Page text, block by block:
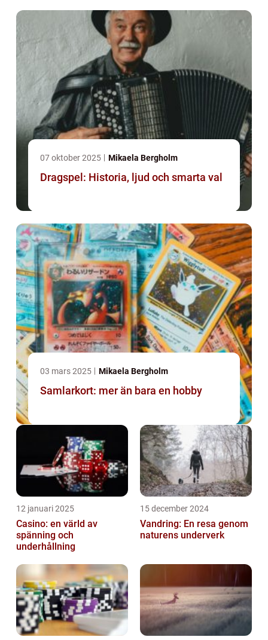
07 oktober 2025 Mikaela Bergholm
Dragspel: Historia, ljud och smarta val
03 mars 2025 Mikaela Bergholm
Samlarkort: mer än bara en hobby
12 januari 2025
Casino: en värld av
spänning och
underhållning
15 december 2024
Vandring: En resa genom
naturens underverk